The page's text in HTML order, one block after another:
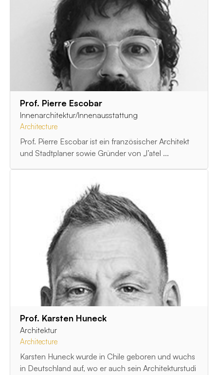
Prof. Pierre Escobar
Innenarchitektur/Innenausstattung
Architecture
Prof. Pierre Escobar ist ein französischer Architekt
und Stadtplaner sowie Gründer von „l’atel ...
Prof. Karsten Huneck
Architektur
Architecture
Karsten Huneck wurde in Chile geboren und wuchs
in Deutschland auf, wo er auch sein Architekturstudi